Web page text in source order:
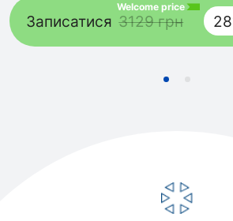
Записатися
Welcome price
3129 грн